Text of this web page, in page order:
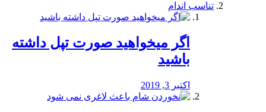
تناسب اندام
اگر میخواهید صورت تپل داشته
باشید
اکتبر 3, 2019